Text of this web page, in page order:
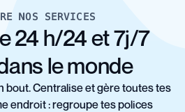
NOS SERVICES
24 h/24 et 7j/7
le monde
bout. Centralise et gère toutes tes
endroit : regroupe tes polices